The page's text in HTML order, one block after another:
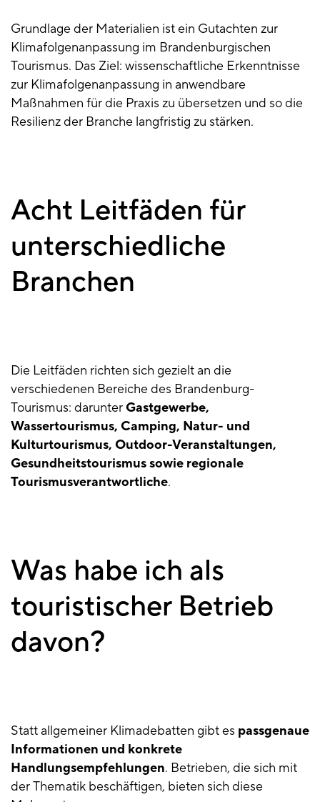
Grundlage der Materialien ist ein Gutachten zur
Klimafolgenanpassung im Brandenburgischen
Tourismus. Das Ziel: wissenschaftliche Erkenntnisse
zur Klimafolgenanpassung in anwendbare
Maßnahmen für die Praxis zu übersetzen und so die
Resilienz der Branche langfristig zu stärken.
Acht Leitfäden für
unterschiedliche
Branchen
Die Leitfäden richten sich gezielt an die
verschiedenen Bereiche des Brandenburg-
Tourismus: darunterGastgewerbe,
Wassertourismus, Camping, Natur- und
Kulturtourismus, Outdoor-Veranstaltungen,
Gesundheitstourismus sowie regionale
Tourismusverantwortliche.
Was habe ich als
touristischer Betrieb
davon?
Statt allgemeiner Klimadebatten gibt es passgenaue
Informationen und konkrete
Handlungsempfehlungen. Betrieben, die sich mit
der Thematik beschäftigen, bieten sich diese